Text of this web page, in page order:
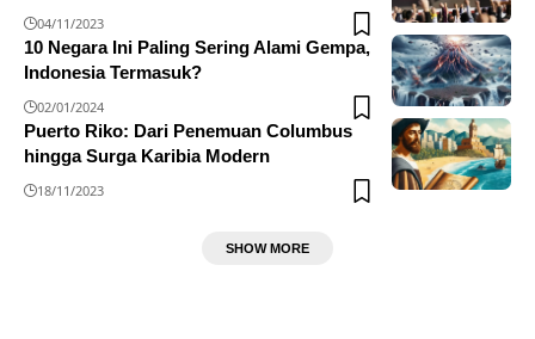
04/11/2023
10 Negara Ini Paling Sering Alami Gempa,
Indonesia Termasuk?
02/01/2024
Puerto Riko: Dari Penemuan Columbus
hingga Surga Karibia Modern
18/11/2023
SHOW MORE